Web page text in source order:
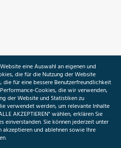
Initiative
Gesundheitsforschung
eine Auswahl an eigenen und
die für die Nutzung der Website
für eine bessere Benutzerfreundlichkeit
Cookies, die wir verwenden,
der Website und Statistiken zu
verwendet werden, um relevante Inhalte
AKZEPTIEREN" wählen, erklären Sie
Sie können jederzeit unter
und ablehnen sowie Ihre